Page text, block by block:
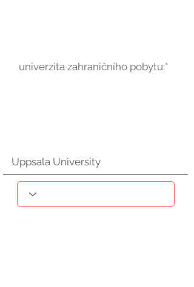
univerzita zahraničního pobytu:*